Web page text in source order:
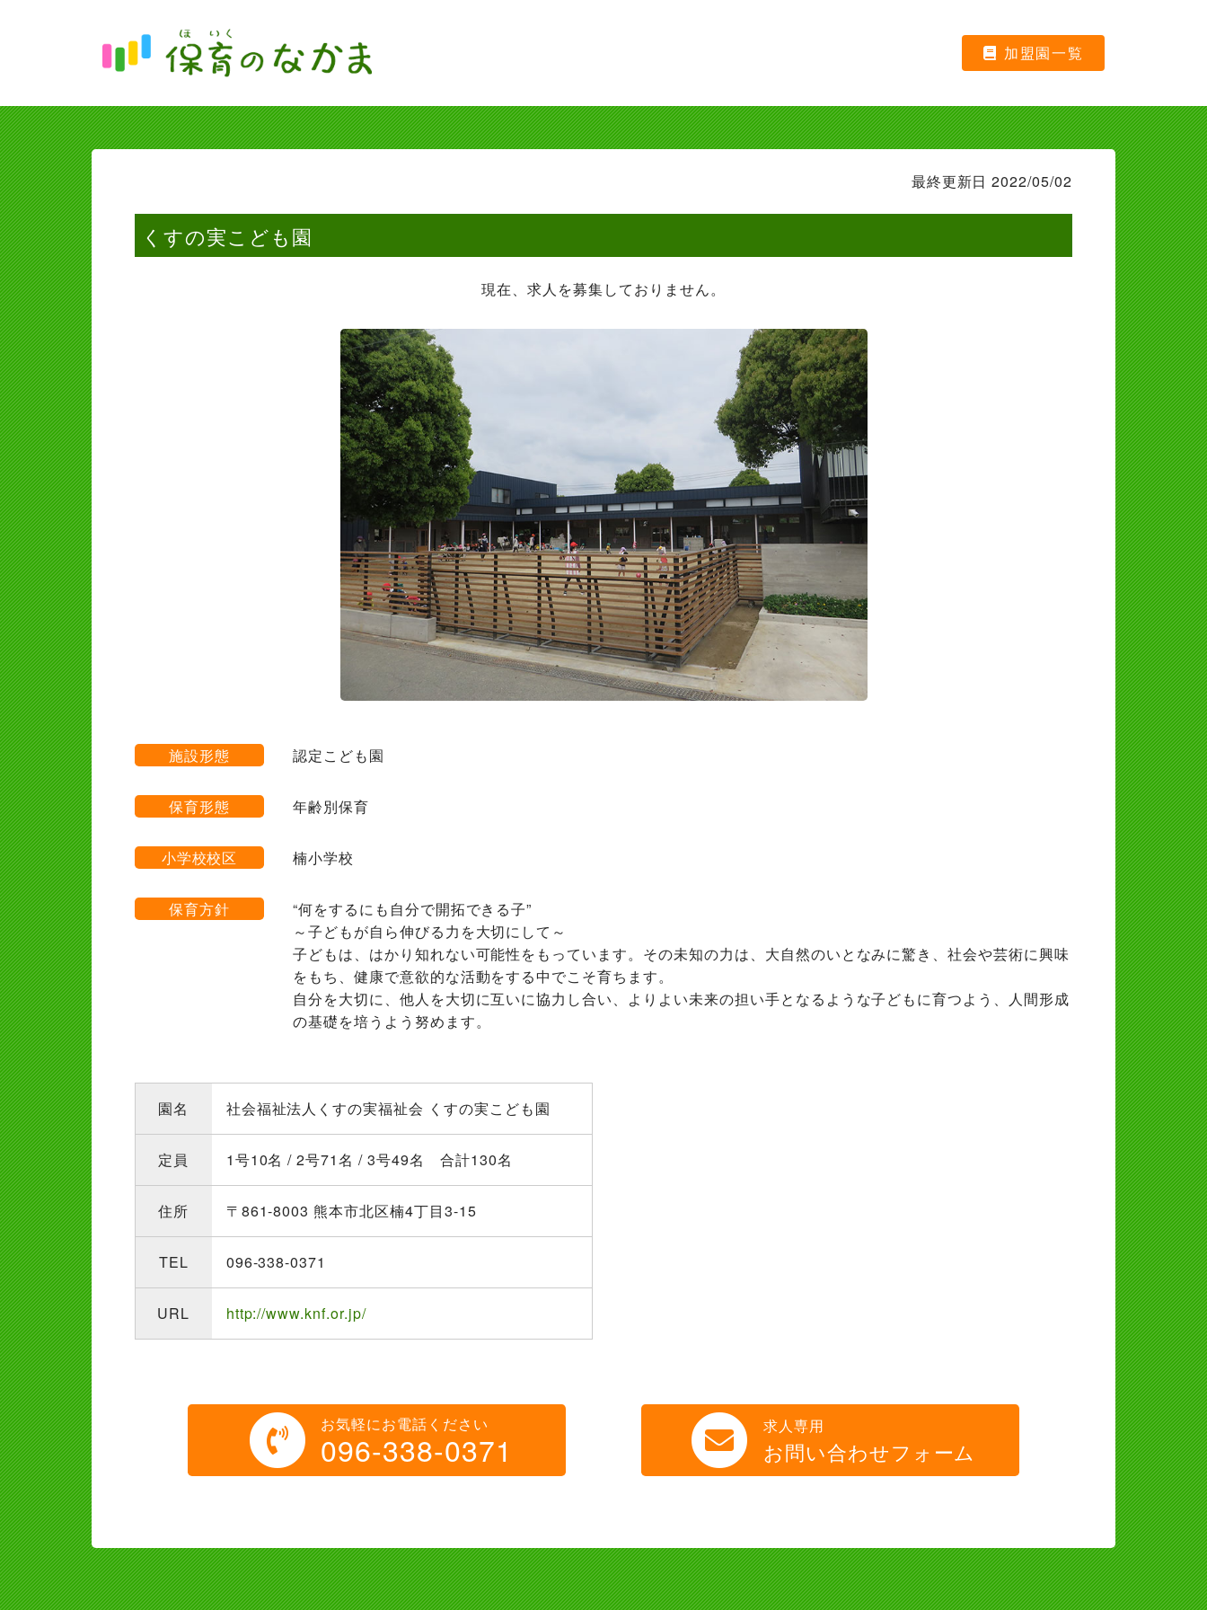
加盟園一覧
最終更新日 2022/05/02
くすの実こども園
現在、求人を募集しておりません。
施設形態 認定こども園
保育形態 年齢別保育
小学校校区 楠小学校
保育方針
“何をするにも自分で開拓できる子”
～子どもが自ら伸びる力を大切にして～
子どもは、はかり知れない可能性をもっています。その未知の力は、大自然のいとなみに驚き、社会や芸術に興味
をもち、健康で意欲的な活動をする中でこそ育ちます。
自分を大切に、他人を大切に互いに協力し合い、よりよい未来の担い手となるような子どもに育つよう、人間形成
の基礎を培うよう努めます。
園名 社会福祉法人くすの実福祉会 くすの実こども園
定員 1号10名 / 2号71名 / 3号49名 合計130名
住所 〒861-8003 熊本市北区楠4丁目3-15
TEL 096-338-0371
URL http://www.knf.or.jp/
お気軽にお電話ください
096-338-0371
求人専用
お問い合わせフォーム